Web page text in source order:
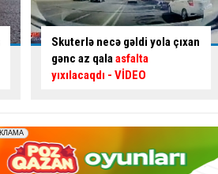
İsti hava avtomobilə necə
təsir edir? –Usta AÇIQLADI